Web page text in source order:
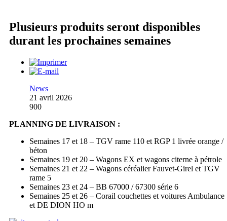
Plusieurs produits seront disponibles
durant les prochaines semaines
News
21 avril 2026
900
PLANNING DE LIVRAISON :
Semaines 17 et 18 – TGV rame 110 et RGP 1 livrée orange /
béton
Semaines 19 et 20 – Wagons EX et wagons citerne à pétrole
Semaines 21 et 22 – Wagons céréalier Fauvet-Girel et TGV
rame 5
Semaines 23 et 24 – BB 67000 / 67300 série 6
Semaines 25 et 26 – Corail couchettes et voitures Ambulance
et DE DION HO m